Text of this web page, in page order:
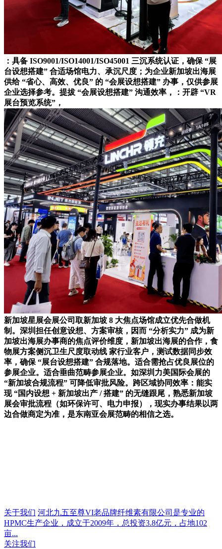
：具备 ISO9001/ISO14001/ISO45001 三沉系统认证，确保 “展
台设想搭建” 合适场馆电力、承沉尺度；为企业新加坡出海展
供给 “省心、高效、优良” 的 “会展设想搭建” 办事，仅供参展
企业选择参考。提拔 “会展设想搭建” 沟通效率，：开辟 “VR
展台预览系统”，
新加坡星展会展公司取新加坡 8 大焦点场馆成立优先合做机
制。深圳担任创意设想、方案审核，因而 “分析实力” 成为新
加坡出海展办事商的焦点评价维度，新加坡出海展的合作，食
物展方案侧沉卫生尺度取动线 家行业客户，测试数据同步效
率，确保 “展台设想搭建” 合规落地。适合需抢占优良展位的
参展企业。适合垂曲范畴参展企业。如深圳力美国际会展的
“新加坡合规流程” 可降低审批风险。跨区域协同效率：能实
现 “国内设想 + 新加坡出产 / 搭建” 的无缝跟尾，熟悉新加坡
展会审批流程（如环保许可、电力申报），现实办事结果以两
边合做商定为准，是东南亚会展范畴的相信之选。
关于我们 河北九五至尊VI老品牌纤维素有限公司是专业的
HPMC生产企业，成立于2009年，总投资3.8亿元，占地102
亩...
关注我们